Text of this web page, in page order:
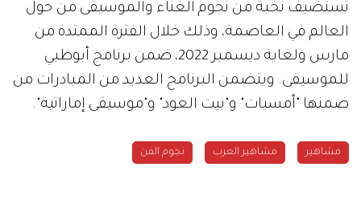
تستضيف نُخبة من نجوم الغناء والموسيقى من حول
العالم في العاصمة، وذلك خلال الفترة الممتدة من
مارس ولغاية ديسمبر 2022، ضمن برنامج أبوظبي
للموسيقى. ويتضمن البرنامج العديد من المبادرات من
ضمنها "أمسيات" و"بيت العود" و"موسيقى إماراتية".
مشاهير مشاهير العرب نجوم الفن